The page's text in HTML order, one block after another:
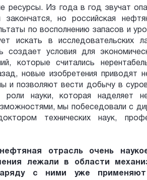
ресурсы. Из года в год звучат
но российская
по восполнению запасов и
искать в исследовательских
создает условия для
которые считались
новые изобретения приводят
и позволяют вести добычу в
науки, которая наделяет
мы побеседовали с
технических наук,
отрасль очень
лежали в области
с ними уже применяют